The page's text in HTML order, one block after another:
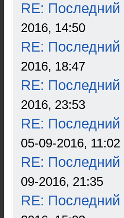
RE: Последний
2016, 14:50
RE: Последний
2016, 18:47
RE: Последний
2016, 23:53
RE: Последний
05-09-2016, 11:02
RE: Последний
09-2016, 21:35
RE: Последний